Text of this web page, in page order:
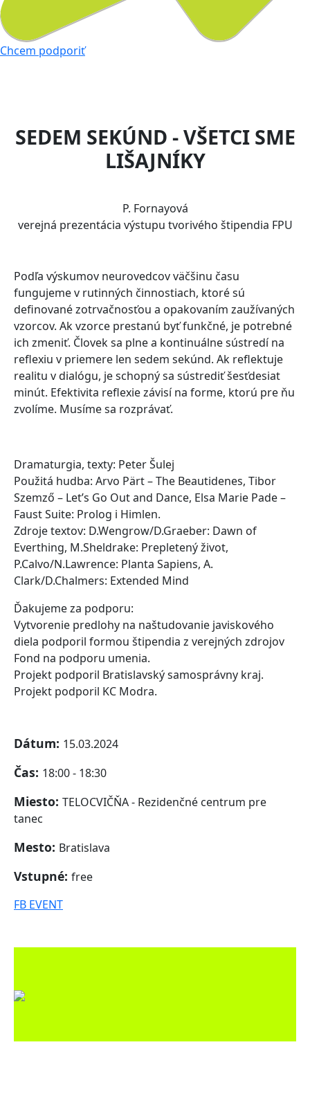
Chcem podporiť
SEDEM SEKÚND - VŠETCI SME
LIŠAJNÍKY
P. Fornayová
verejná prezentácia výstupu tvorivého štipendia FPU
Podľa výskumov neurovedcov väčšinu času
fungujeme v rutinných činnostiach, ktoré sú
definované zotrvačnosťou a opakovaním zaužívaných
vzorcov. Ak vzorce prestanú byť funkčné, je potrebné
ich zmeniť. Človek sa plne a kontinuálne sústredí na
reflexiu v priemere len sedem sekúnd. Ak reflektuje
realitu v dialógu, je schopný sa sústrediť šesťdesiat
minút. Efektivita reflexie závisí na forme, ktorú pre ňu
zvolíme. Musíme sa rozprávať.
Dramaturgia, texty: Peter Šulej
Použitá hudba: Arvo Pärt – The Beautidenes, Tibor
Szemző – Let’s Go Out and Dance, Elsa Marie Pade –
Faust Suite: Prolog i Himlen.
Zdroje textov: D.Wengrow/D.Graeber: Dawn of
Everthing, M.Sheldrake: Prepletený život,
P.Calvo/N.Lawrence: Planta Sapiens, A.
Clark/D.Chalmers: Extended Mind
Ďakujeme za podporu:
Vytvorenie predlohy na naštudovanie javiskového
diela podporil formou štipendia z verejných zdrojov
Fond na podporu umenia.
Projekt podporil Bratislavský samosprávny kraj.
Projekt podporil KC Modra.
Dátum: 15.03.2024
Čas: 18:00 - 18:30
Miesto: TELOCVIČŇA - Rezidenčné centrum pre
tanec
Mesto: Bratislava
Vstupné: free
FB EVENT